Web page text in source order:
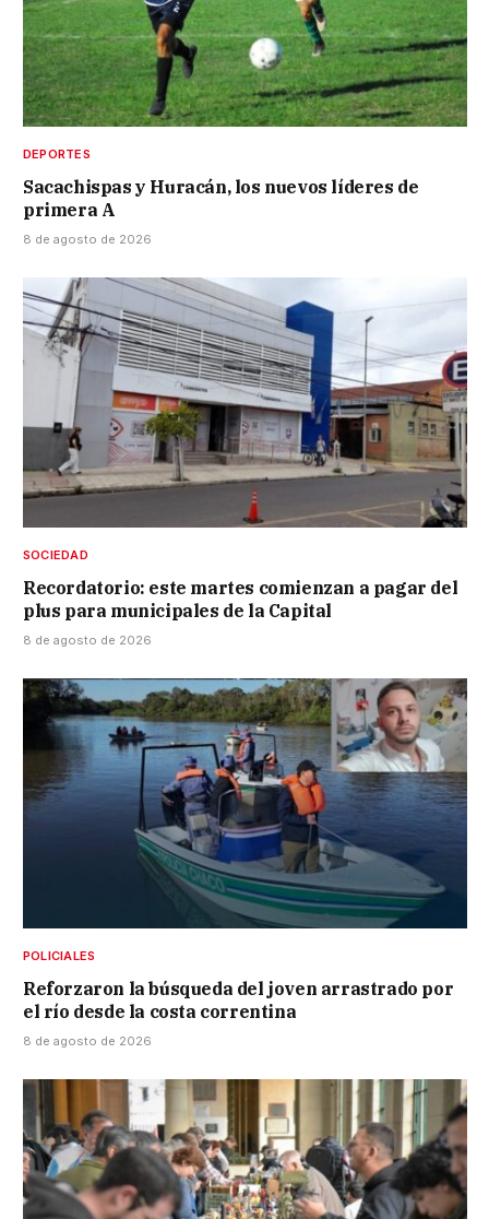
DEPORTES
Sacachispas y Huracán, los nuevos líderes de
primera A
8 de agosto de 2026
SOCIEDAD
Recordatorio: este martes comienzan a pagar del
plus para municipales de la Capital
8 de agosto de 2026
POLICIALES
Reforzaron la búsqueda del joven arrastrado por
el río desde la costa correntina
8 de agosto de 2026